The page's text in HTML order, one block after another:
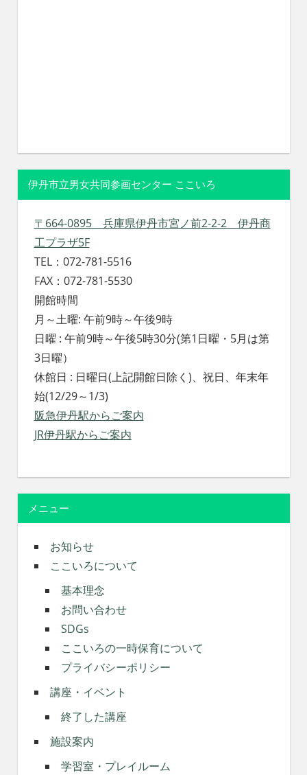
伊丹市立男女共同参画センター ここいろ
〒664-0895 兵庫県伊丹市宮ノ前2-2-2 伊丹商
工プラザ5F
TEL：072-781-5516
FAX：072-781-5530
開館時間
月～土曜: 午前9時～午後9時
日曜 : 午前9時～午後5時30分(第1日曜・5月は第
3日曜）
休館日 : 日曜日(上記開館日除く)、祝日、年末年
始(12/29～1/3)
阪急伊丹駅からご案内
JR伊丹駅からご案内
メニュー
お知らせ
ここいろについて
基本理念
お問い合わせ
SDGs
ここいろの一時保育について
プライバシーポリシー
講座・イベント
終了した講座
施設案内
学習室・プレイルーム